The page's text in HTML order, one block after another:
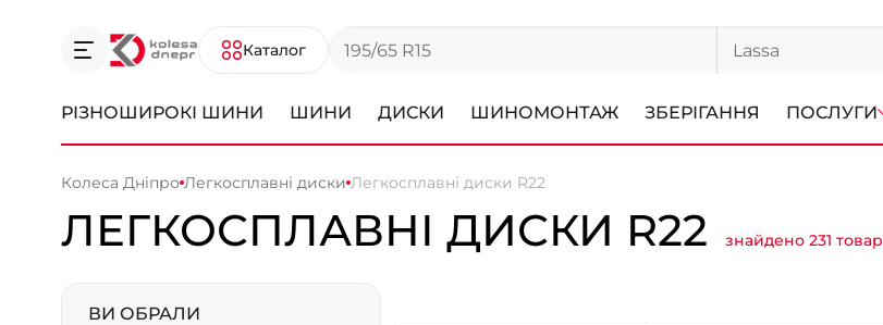
Каталог
РІЗНОШИРОКІ ШИНИ ШИНИ ДИСКИ ШИНОМОНТАЖ ЗБЕРІГАННЯ ПОСЛУГИ
Колеса Дніпро Легкосплавні диски Легкосплавні диски R22
ЛЕГКОСПЛАВНІ ДИСКИ R22 знайдено 231 товар
ВИ ОБРАЛИ